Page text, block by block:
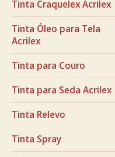
Tinta Craquelex Acrilex
Tinta Óleo para Tela
Acrilex
Tinta para Couro
Tinta para Seda Acrilex
Tinta Relevo
Tinta Spray